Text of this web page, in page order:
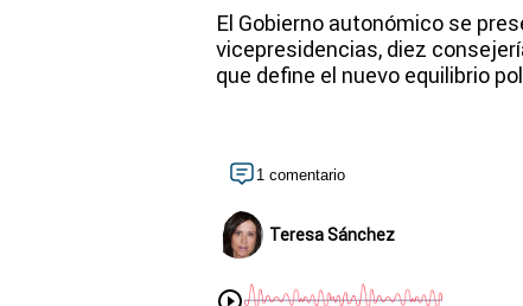
El Gobierno autonómico se
vicepresidencias, diez
que define el nuevo equilibrio
1 comentario
Teresa Sánchez